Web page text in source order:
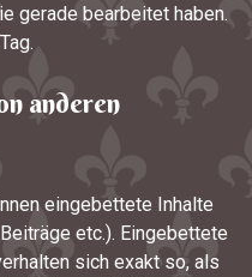
gerade bearbeitet haben.
anderen
eingebettete Inhalte
etc.). Eingebettete
sich exakt so, als